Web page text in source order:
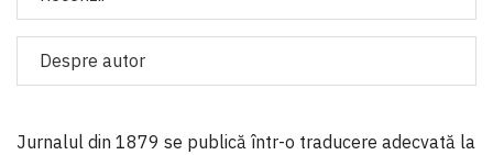
Despre autor
Jurnalul din 1879 se publică într-o traducere adecvată la